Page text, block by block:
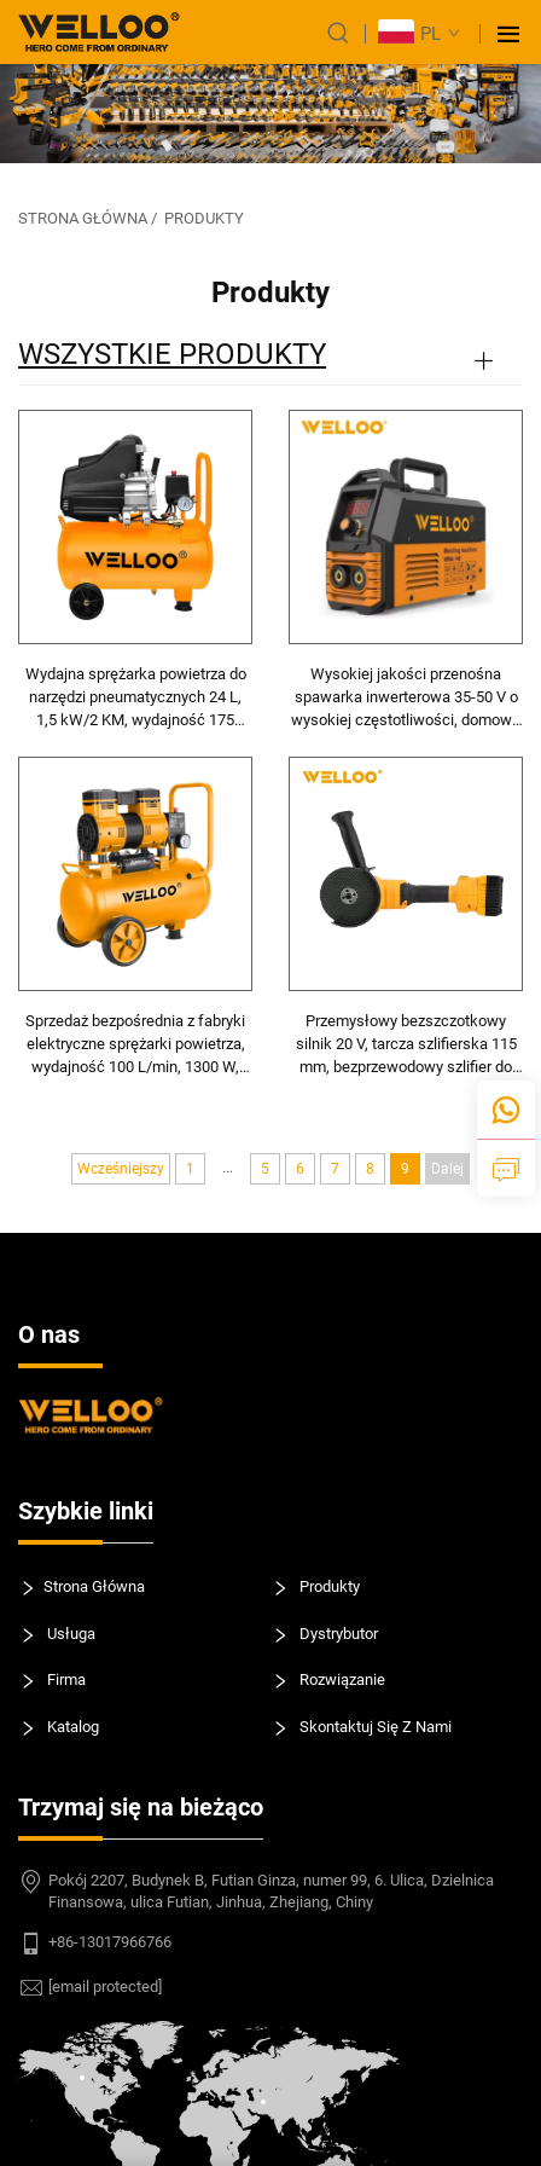
PL
STRONA GŁÓWNA / PRODUKTY
Produkty
WSZYSTKIE PRODUKTY
Wydajna sprężarka powietrza do
narzędzi pneumatycznych 24 L,
1,5 kW/2 KM, wydajność 175
Wysokiej jakości przenośna
spawarka inwerterowa 35-50 V o
wysokiej częstotliwości, domowa
wyświetlaczem LCD
Sprzedaż bezpośrednia z fabryki
elektryczne sprężarki powietrza,
wydajność 100 L/min, 1300 W,
Przemysłowy bezszczotkowy
silnik 20 V, tarcza szlifierska 115
mm, bezprzewodowy szlifier do
Wcześniejszy 1 ... 5 6 7 8 9 Dalej
O nas
Szybkie linki
Strona Główna Produkty
Usługa Dystrybutor
Firma Rozwiązanie
Katalog Skontaktuj Się Z Nami
Trzymaj się na bieżąco
Pokój 2207, Budynek B, Futian Ginza, numer 99, 6. Ulica, Dzielnica
Finansowa, ulica Futian, Jinhua, Zhejiang, Chiny
+86-13017966766
[email protected]